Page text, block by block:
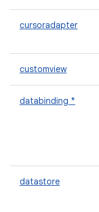
cursoradapter
customview
databinding *
datastore